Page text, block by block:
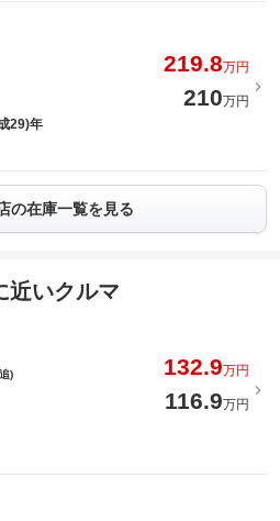
219.8万円
210万円
29)年
の在庫一覧を見る
近いクルマ
)
132.9万円
116.9万円